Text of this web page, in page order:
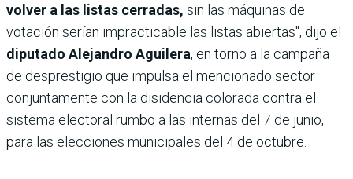
volver a las listas cerradas, sin las máquinas de
votación serían impracticable las listas abiertas", dijo el
diputado Alejandro Aguilera, en torno a la campaña
de desprestigio que impulsa el mencionado sector
conjuntamente con la disidencia colorada contra el
sistema electoral rumbo a las internas del 7 de junio,
para las elecciones municipales del 4 de octubre.